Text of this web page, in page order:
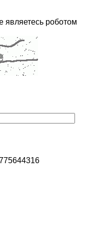
являетесь роботом